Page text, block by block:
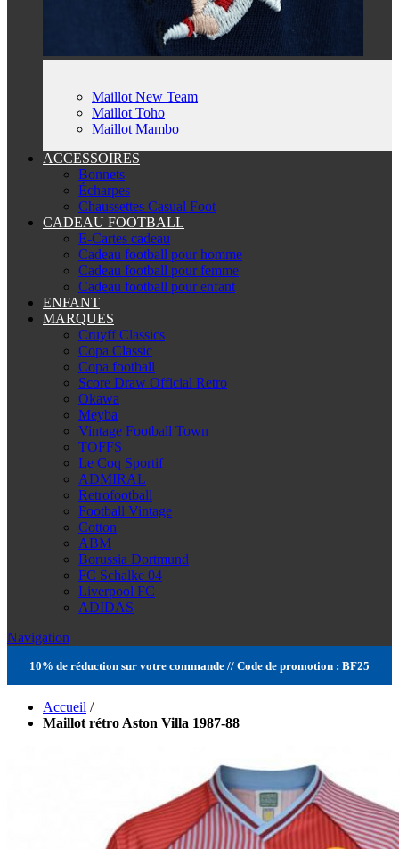
Maillot New Team
Maillot Toho
Maillot Mambo
ACCESSOIRES
Bonnets
Écharpes
Chaussettes Casual Foot
CADEAU FOOTBALL
E-Cartes cadeau
Cadeau football pour homme
Cadeau football pour femme
Cadeau football pour enfant
ENFANT
MARQUES
Cruyff Classics
Copa Classic
Copa football
Score Draw Official Retro
Okawa
Meyba
Vintage Football Town
TOFFS
Le Coq Sportif
ADMIRAL
Retrofootball
Football Vintage
Cotton
ABM
Borussia Dortmund
FC Schalke 04
Liverpool FC
ADIDAS
Navigation
10% de réduction sur votre commande // Code de promotion : BF25
Accueil /
Maillot rétro Aston Villa 1987-88